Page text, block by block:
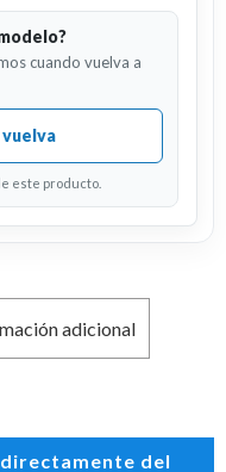
cuando vuelva a
vuelva
este producto.
adicional
directamente del